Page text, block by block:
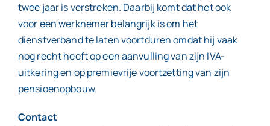
twee jaar is verstreken. Daarbij komt dat het ook
voor een werknemer belangrijk is om het
dienstverband te laten voortduren omdat hij vaak
nog recht heeft op een aanvulling van zijn IVA-
uitkering en op premievrije voortzetting van zijn
pensioenopbouw.
Contact